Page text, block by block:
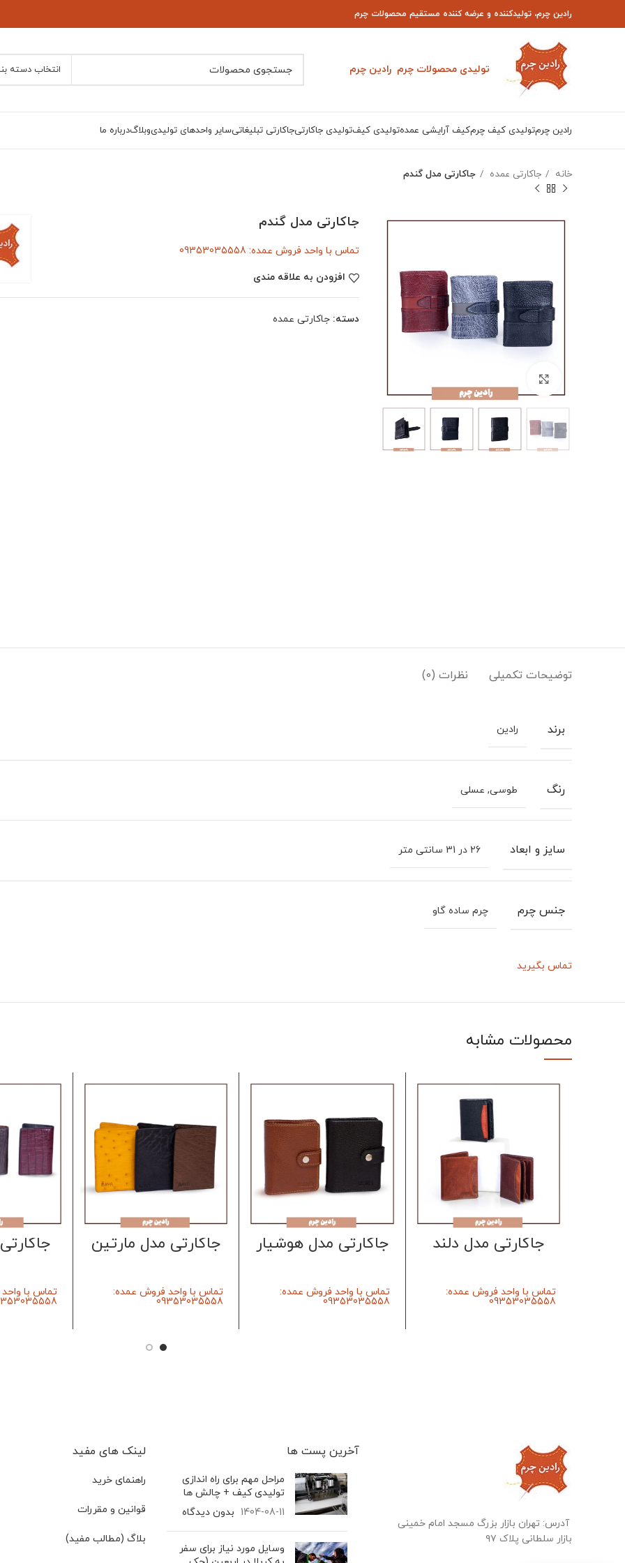
رادین چرم، تولیدکننده و عرضه کننده مستقیم محصولات چرم
تولیدی محصولات چرم رادین چرم انتخاب دسته
رادین چرمتولیدی کیف چرمکیف آرایشی عمدهتولیدی کیفتولیدی جاکارتیجاکارتی تبلیغاتیسایر واحدهای تولیدیوبلاگدرباره ما
خانه جاکارتی عمده جاکارتی مدل گندم
جاکارتی مدل گندم
تماس با واحد فروش عمده: 09353035558
افزودن به علاقه مندی
دسته: جاکارتی عمده
توضیحات تکمیلی نظرات (0)
برند رادین
رنگ طوسی, عسلی
سایز و ابعاد 26 در 31 سانتی متر
جنس چرم چرم ساده گاو
تماس بگیرید
محصولات مشابه
جاکارتی مدل دلند
تماس با واحد فروش عمده:
09353035558
جاکارتی مدل هوشیار
تماس با واحد فروش عمده:
09353035558
جاکارتی مدل مارتین
تماس با واحد فروش عمده:
09353035558
تماس با
آدرس: تهران بازار بزرگ مسجد امام خمینی
بازار سلطانی پلاک ۹۷
آخرین پست‌ ها
مراحل مهم برای راه اندازی
تولیدی کیف + چالش ها
1404-08-11 بدون دیدگاه
وسایل مورد نیاز برای سفر
لینک های مفید
راهنمای خرید
قوانین و مقررات
بلاگ (مطالب مفید)